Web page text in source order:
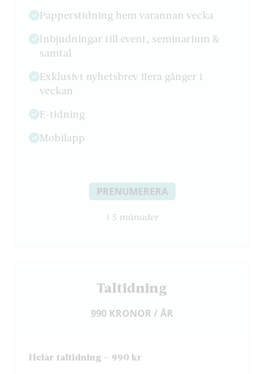
Papperstidning hem varannan vecka
Inbjudningar till event, seminarium &
samtal
Exklusivt nyhetsbrev flera gånger i
veckan
E-tidning
Mobilapp
PRENUMERERA
i 5 månader
Taltidning
990 KRONOR / ÅR
Helår taltidning – 990 kr